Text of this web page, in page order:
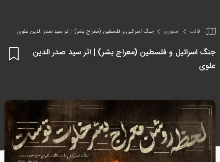
قالب استوری جنگ اسرائیل و فلسطین (معراج بشر) | اثر سید صدر الدین علوی
جنگ اسرائیل و فلسطین (معراج بشر) | اثر سید صدر الدین
علوی